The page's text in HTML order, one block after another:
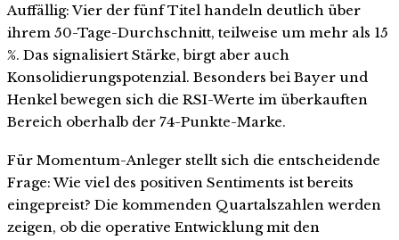
Auffällig: Vier der fünf Titel handeln deutlich über
ihrem 50-Tage-Durchschnitt, teilweise um mehr als 15
%. Das signalisiert Stärke, birgt aber auch
Konsolidierungspotenzial. Besonders bei Bayer und
Henkel bewegen sich die RSI-Werte im überkauften
Bereich oberhalb der 74-Punkte-Marke.
Für Momentum-Anleger stellt sich die entscheidende
Frage: Wie viel des positiven Sentiments ist bereits
eingepreist? Die kommenden Quartalszahlen werden
zeigen, ob die operative Entwicklung mit den